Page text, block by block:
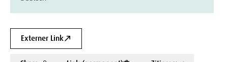
Externer Link